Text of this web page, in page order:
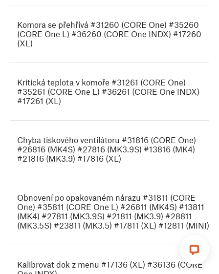
Komora se přehřívá #31260 (CORE One) #35260
(CORE One L) #36260 (CORE One INDX) #17260
(XL)
Kritická teplota v komoře #31261 (CORE One)
#35261 (CORE One L) #36261 (CORE One INDX)
#17261 (XL)
Chyba tiskového ventilátoru #31816 (CORE One)
#26816 (MK4S) #27816 (MK3.9S) #13816 (MK4)
#21816 (MK3.9) #17816 (XL)
Obnovení po opakovaném nárazu #31811 (CORE
One) #35811 (CORE One L) #26811 (MK4S) #13811
(MK4) #27811 (MK3.9S) #21811 (MK3.9) #28811
(MK3.5S) #23811 (MK3.5) #17811 (XL) #12811 (MINI)
Kalibrovat dok z menu #17136 (XL) #36136 (CORE